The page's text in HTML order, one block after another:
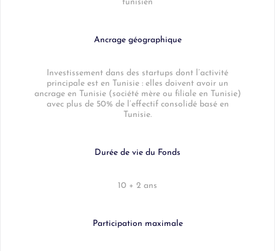
tunisien
Ancrage géographique
Investissement dans des startups dont l’activité
principale est en Tunisie : elles doivent avoir un
ancrage en Tunisie (société mère ou filiale en Tunisie)
avec plus de 50% de l’effectif consolidé basé en
Tunisie.
Durée de vie du Fonds
10 + 2 ans
Participation maximale